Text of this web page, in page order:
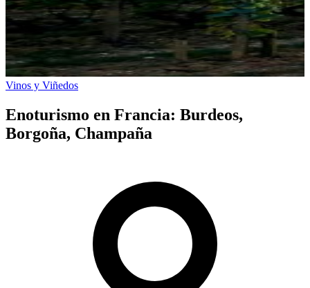
Vinos y Viñedos
Enoturismo en Francia: Burdeos,
Borgoña, Champaña